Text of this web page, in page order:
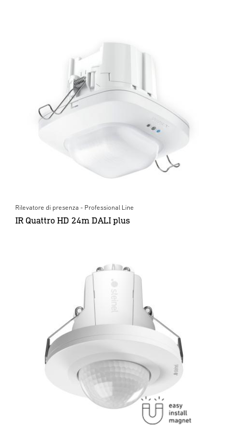
Rilevatore di presenza - Professional Line
IR Quattro HD 24m DALI plus